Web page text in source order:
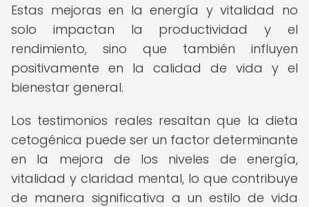
Estas mejoras en la energía y vitalidad no
solo impactan la productividad y el
rendimiento, sino que también influyen
positivamente en la calidad de vida y el
bienestar general.
Los testimonios reales resaltan que la dieta
cetogénica puede ser un factor determinante
en la mejora de los niveles de energía,
vitalidad y claridad mental, lo que contribuye
de manera significativa a un estilo de vida